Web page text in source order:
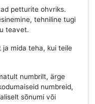
petturite ohvriks.
tehniline tugi
teavet.
mida teha, kui teile
numbrilt, ärge
numbreid,
sõnumi või